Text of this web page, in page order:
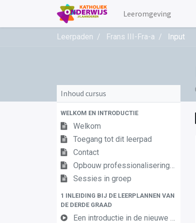
Leeromgeving
Leerpaden Frans III-Fra-a Input
Inhoud cursus
WELKOM EN INTRODUCTIE
Welkom
Toegang tot dit leerpad
Contact
Opbouw professionaliseringstraject
Sessies in groep
1 INLEIDING BIJ DE LEERPLANNEN VAN
DE DERDE GRAAD
Een introductie in de nieuwe leerplannen van de derde graad